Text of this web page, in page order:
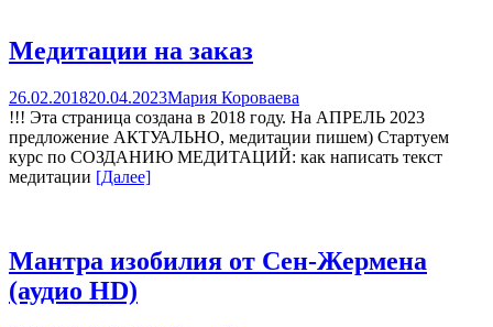
Медитации на заказ
26.02.201820.04.2023Мария Короваева
!!! Эта страница создана в 2018 году. На АПРЕЛЬ 2023
предложение АКТУАЛЬНО, медитации пишем) Стартуем
курс по СОЗДАНИЮ МЕДИТАЦИЙ: как написать текст
медитации [Далее]
Мантра изобилия от Сен-Жермена
(аудио HD)